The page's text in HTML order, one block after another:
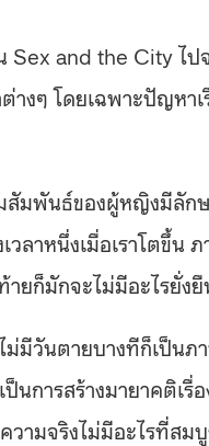
Sex and the City
ๆ โดยเฉพาะปัญหา
สัมพันธ์ของผู้หญิงมีลั
าหนึ่งเมื่อเราโตขึ้น
ยก็มักจะไม่มีอะไรยั่ง
มีวันตายบางทีก็เป็น
นการสร้างมายาคติเ
วามจริงไม่มีอะไรที่ส